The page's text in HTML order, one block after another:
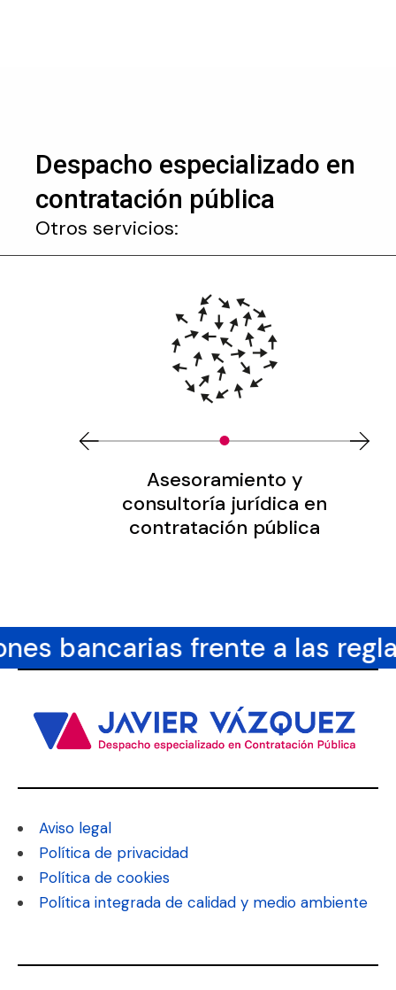
Despacho especializado en
contratación pública
Otros servicios:
Asesoramiento y
consultoría jurídica en
contratación pública
bancarias frente a las
Aviso legal
Política de privacidad
Política de cookies
Política integrada de calidad y medio ambiente